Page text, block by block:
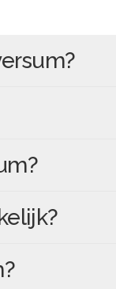
?
?
?